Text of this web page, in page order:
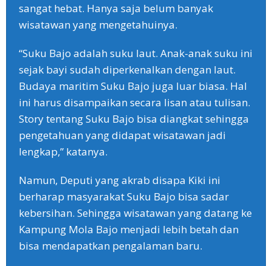
sangat hebat. Hanya saja belum banyak
wisatawan yang mengetahuinya.
“Suku Bajo adalah suku laut. Anak-anak suku ini
sejak bayi sudah diperkenalkan dengan laut.
Budaya maritim Suku Bajo juga luar biasa. Hal
ini harus disampaikan secara lisan atau tulisan.
Story tentang Suku Bajo bisa diangkat sehingga
pengetahuan yang didapat wisatawan jadi
lengkap,” katanya.
Namun, Deputi yang akrab disapa Kiki ini
berharap masyarakat Suku Bajo bisa sadar
kebersihan. Sehingga wisatawan yang datang ke
Kampung Mola Bajo menjadi lebih betah dan
bisa mendapatkan pengalaman baru.